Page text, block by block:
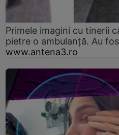
Primele imagini cu tinerii
pietre o ambulanță. Au
www.antena3.ro